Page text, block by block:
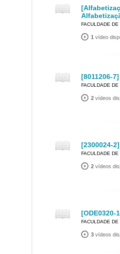
FACULDADE
1 vídeo
[8011206-
FACULDADE
2 vídeos
[2300024-
FACULDADE
2 vídeos
[ODE0320-
FACULDADE
3 vídeos